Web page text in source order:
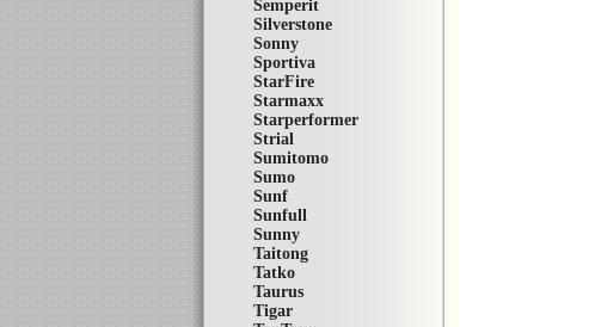
Semperit
Silverstone
Sonny
Sportiva
StarFire
Starmaxx
Starperformer
Strial
Sumitomo
Sumo
Sunf
Sunfull
Sunny
Taitong
Tatko
Taurus
Tigar